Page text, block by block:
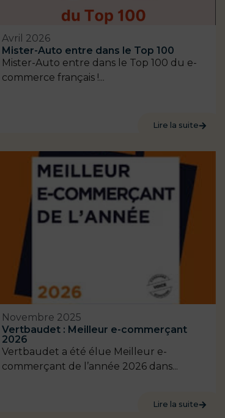
Mister-Auto entre dans le Top 100
Avril 2026
Mister-Auto entre dans le Top 100 du e-
commerce français !...
Lire la suite
Vertbaudet : Meilleur e-commerçant
2026
Novembre 2025
Vertbaudet a été élue Meilleur e-
commerçant de l’année 2026 dans...
Lire la suite